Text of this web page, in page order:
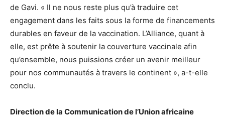
de Gavi. « Il ne nous reste plus qu’à traduire cet
engagement dans les faits sous la forme de financements
durables en faveur de la vaccination. L’Alliance, quant à
elle, est prête à soutenir la couverture vaccinale afin
qu’ensemble, nous puissions créer un avenir meilleur
pour nos communautés à travers le continent », a-t-elle
conclu.
Direction de la Communication de l’Union africaine